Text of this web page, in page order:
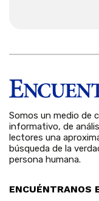
Somos un medio de
informativo, de
lectores una
búsqueda de la
persona humana.
ENCUÉNTRANOS